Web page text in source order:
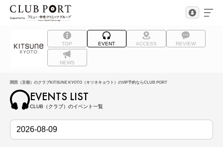
TOP EVENT ACCESS REVIEW
NEWS
関西（京都）のクラブKITSUNE KYOTO（キツネキョウト）のVIP予約ならCLUB PORT
EVENTS LIST
CLUB（クラブ）のイベント一覧